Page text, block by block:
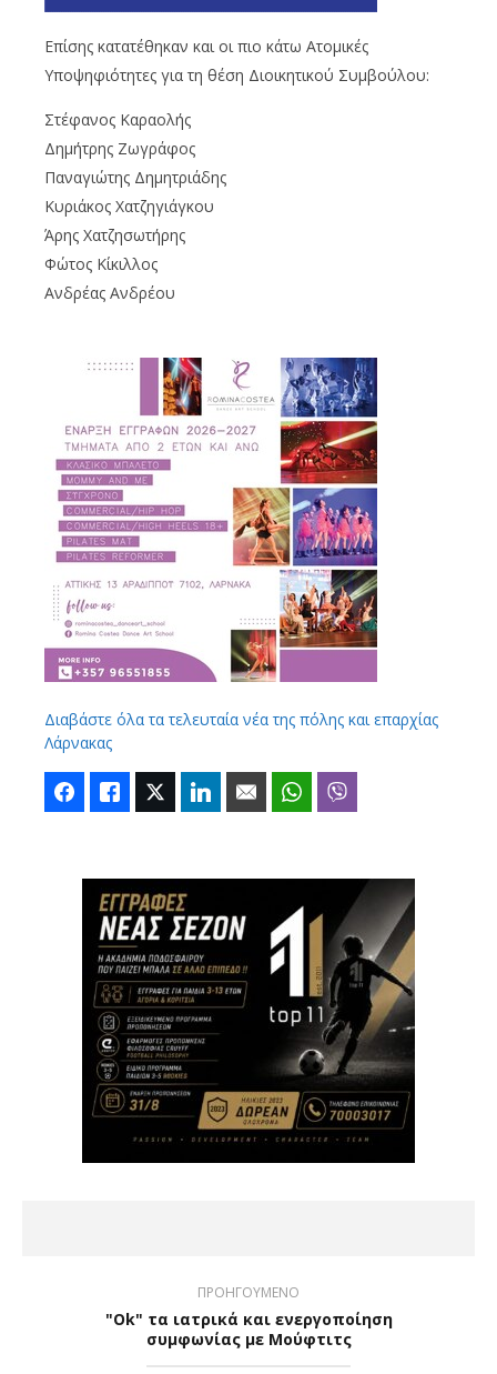
Επίσης κατατέθηκαν και οι πιο κάτω Ατομικές
Υποψηφιότητες για τη θέση Διοικητικού Συμβούλου:
Στέφανος Καραολής
Δημήτρης Ζωγράφος
Παναγιώτης Δημητριάδης
Κυριάκος Χατζηγιάγκου
Άρης Χατζησωτήρης
Φώτος Κίκιλλος
Ανδρέας Ανδρέου
Διαβάστε όλα τα τελευταία νέα της πόλης και επαρχίας
Λάρνακας
FacebookLike Twitter LinkedIn Email WhatsApp
ΠΡΟΗΓΟΥΜΕΝΟ
"Ok" τα ιατρικά και ενεργοποίηση
συμφωνίας με Μούφτιτς